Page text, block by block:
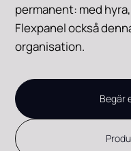
permanent: med
Flexpanel också
organisation.
Begär